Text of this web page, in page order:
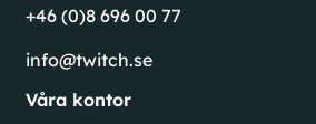
+46 (0)8 696 00 77
info@twitch.se
Våra kontor